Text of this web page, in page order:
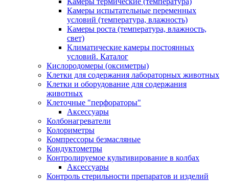
Камеры испытательные переменных
условий (температура, влажность)
Камеры роста (температура, влажность,
свет)
Климатические камеры постоянных
условий. Каталог
Кислородомеры (оксиметры)
Клетки для содержания лабораторных животных
Клетки и оборудование для содержания
животных
Клеточные "перфораторы"
Аксессуары
Колбонагреватели
Колориметры
Компрессоры безмасляные
Кондуктометры
Контролируемое культивирование в колбах
Аксессуары
Контроль стерильности препаратов и изделий